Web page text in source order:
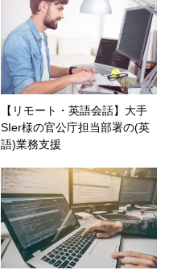
【リモート・英語会話】大手
SIer様の官公庁担当部署の(英
語)業務支援